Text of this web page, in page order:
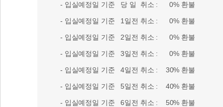
- 입실예정일 기준 당 일 취소 : 0% 환불
- 입실예정일 기준 1일전 취소 : 0% 환불
- 입실예정일 기준 2일전 취소 : 0% 환불
- 입실예정일 기준 3일전 취소 : 0% 환불
- 입실예정일 기준 4일전 취소 : 30% 환불
- 입실예정일 기준 5일전 취소 : 40% 환불
- 입실예정일 기준 6일전 취소 : 50% 환불